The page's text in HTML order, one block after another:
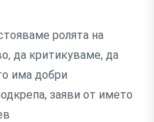
ролята на
да критикуваме, да
има добри
заяви от името